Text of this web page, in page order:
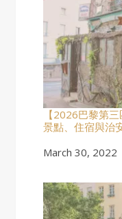
【2026巴黎第
景點、住宿與治
Date
March 30, 2022